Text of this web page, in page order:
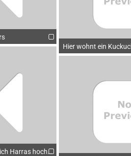
Harras hochmotiviert 1
Hier wohnt ein